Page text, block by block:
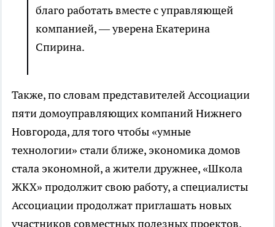
благо работать вместе с управляющей
компанией, — уверена Екатерина
Спирина.
Также, по словам представителей Ассоциации
пяти домоуправляющих компаний Нижнего
Новгорода, для того чтобы «умные
технологии» стали ближе, экономика домов
стала экономной, а жители дружнее, «Школа
ЖКХ» продолжит свою работу, а специалисты
Ассоциации продолжат приглашать новых
участников совместных полезных проектов.